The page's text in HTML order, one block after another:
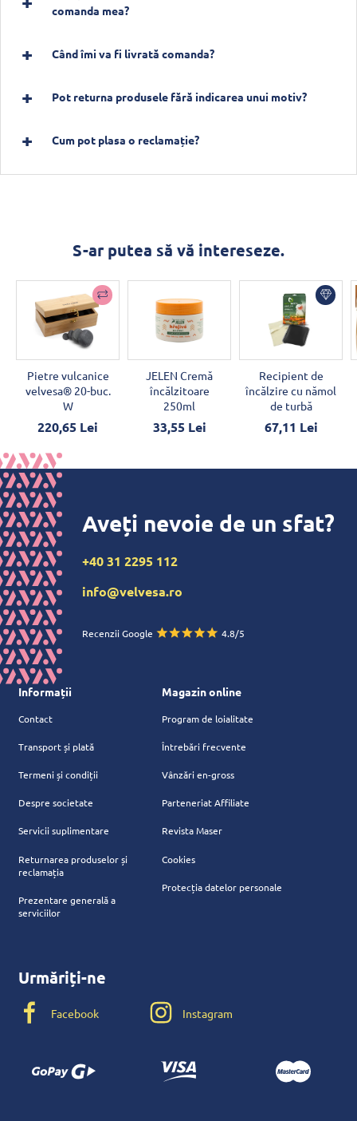
comanda mea?
Când îmi va fi livrată comanda?
Pot returna produsele fără indicarea unui motiv?
Cum pot plasa o reclamație?
S-ar putea să vă intereseze.
Pietre vulcanice
velvesa® 20-buc.
W
220,65 Lei
JELEN Cremă
încălzitoare
250ml
33,55 Lei
Recipient de
încălzire cu nămol
de turbă
67,11 Lei
Aveți nevoie de un sfat?
+40 31 2295 112
info@velvesa.ro
Recenzii Google 4.8/5
Informații
Contact
Transport și plată
Termeni și condiții
Despre societate
Servicii suplimentare
Returnarea produselor și
reclamația
Prezentare generală a
serviciilor
Magazin online
Program de loialitate
Întrebări frecvente
Vânzări en-gross
Parteneriat Affiliate
Revista Maser
Cookies
Protecția datelor personale
Urmăriți-ne
Facebook Instagram